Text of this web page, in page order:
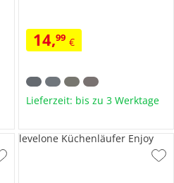
14,99 €
Lieferzeit: bis zu 3 Werktage
levelone Küchenläufer Enjoy